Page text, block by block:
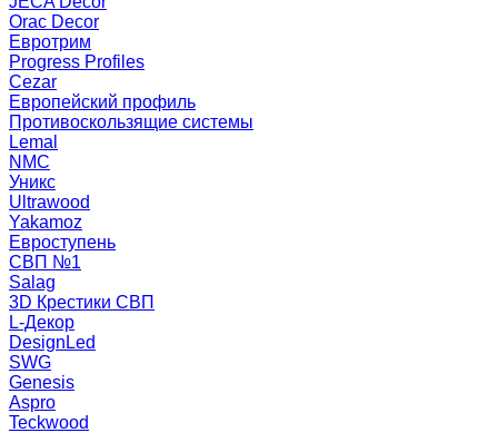
Orac Decor
Евротрим
Progress Profiles
Cezar
Европейский профиль
Противоскользящие системы
Lemal
NMC
Уникс
Ultrawood
Yakamoz
Евроступень
СВП №1
Salag
3D Крестики СВП
L-Декор
DesignLed
SWG
Genesis
Aspro
Teckwood